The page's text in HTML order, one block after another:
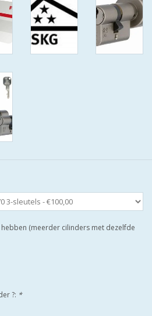
(meerder cilinders met dezelfde
?: *